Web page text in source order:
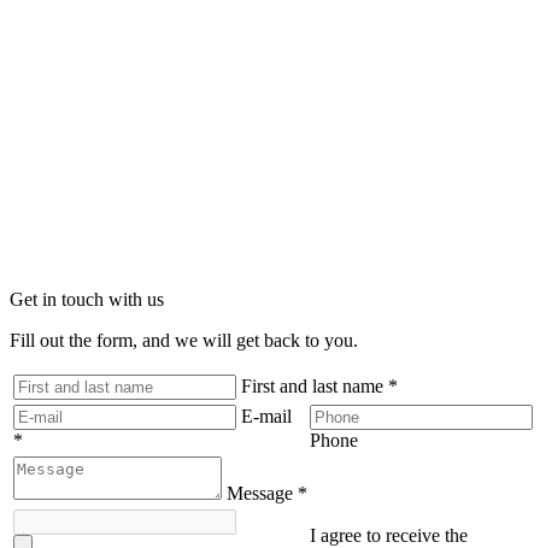
Get in touch with us
Fill out the form, and we will get back to you.
First and last name *
E-mail
*
Phone
Message *
I agree to receive the